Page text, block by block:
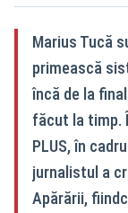
Marius Tucă
primească
încă de la
făcut la timp.
PLUS, în
jurnalistul a
Apărării,